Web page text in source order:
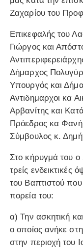
Ζαχαρίου του
Επικεφαλής του
Γιώργος και
Δήμαρχος
Υπουργός και
Αντιδημαρχοι κα
Αρβανίτης και
Πρόεδρος κα
Σύμβουλος κ.
Στο κήρυγμά του
τρείς
του Βαπτιστού που
πορεία του:
α) Την ασκητική
ο οποίος ανήκε
στην περιοχή του